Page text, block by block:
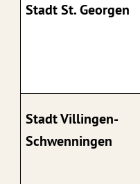
Stadt St. Georgen
Stadt Villingen-
Schwenningen